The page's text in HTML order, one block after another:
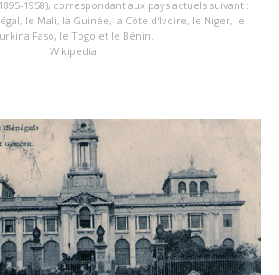
1958), correspondant aux pays actuels suivant :
le Mali, la Guinée, la Côte d'Ivoire, le Niger, le
Faso, le Togo et le Bénin.
Wikipedia